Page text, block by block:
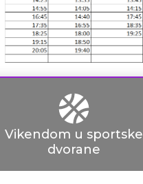
Vikendom u sportske
dvorane